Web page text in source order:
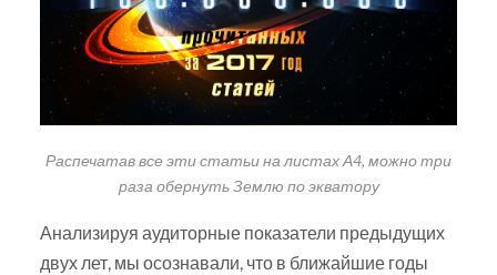
Распечатав все эти статьи на листах А4, можно три
раза обернуть Землю по экватору
Анализируя аудиторные показатели предыдущих
двух лет, мы осознавали, что в ближайшие годы